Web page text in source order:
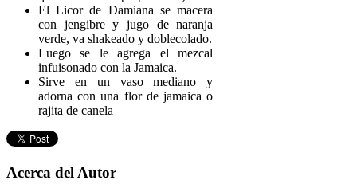
El Licor de Damiana se macera
con jengibre y jugo de naranja
verde, va shakeado y doblecolado.
Luego se le agrega el mezcal
infuisonado con la Jamaica.
Sirve en un vaso mediano y
adorna con una flor de jamaica o
rajita de canela
Acerca del Autor